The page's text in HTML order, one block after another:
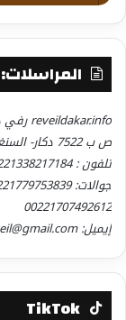
المراسلات:
reveildakar.info رفي داكار.انفو
ص ب 7522 دكار- السنغال
تلفون : 00221338217184
جوالات: 00221779753839
00221707492612
إيميل: assahwalereveil@gmail.com
TikTok